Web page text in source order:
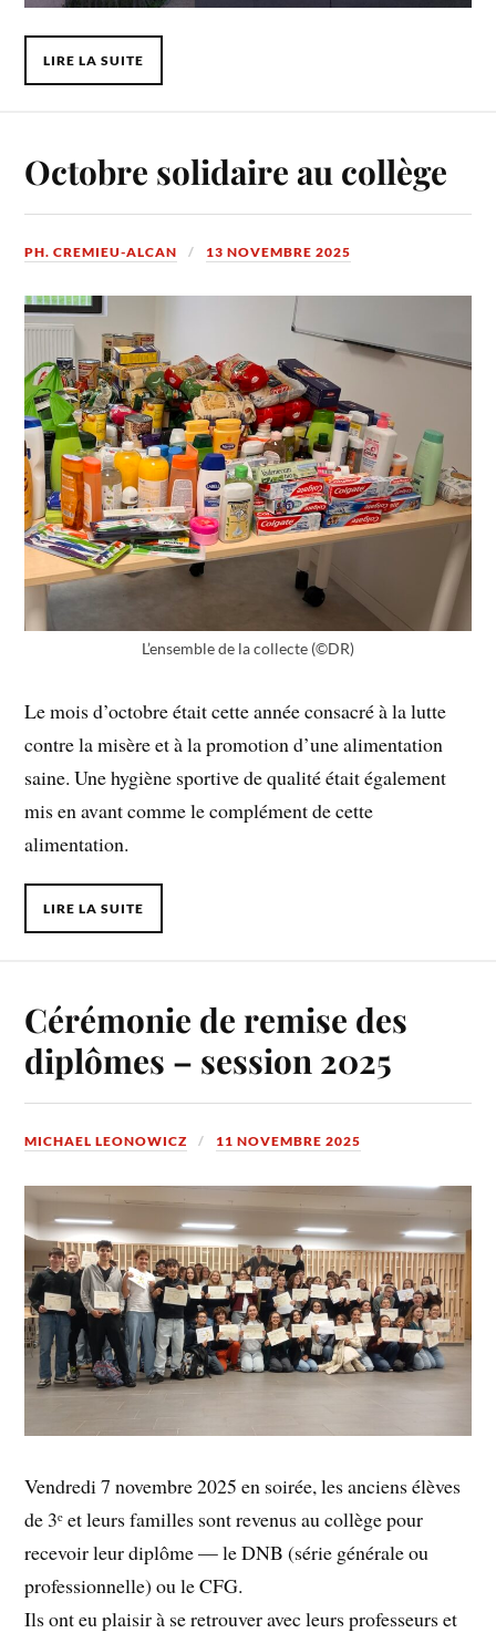
LIRE LA SUITE
Octobre solidaire au collège
PH. CREMIEU-ALCAN 13 NOVEMBRE 2025
L’ensemble de la collecte (©DR)
Le mois d’octobre était cette année consacré à la lutte
contre la misère et à la promotion d’une alimentation
saine. Une hygiène sportive de qualité était également
mis en avant comme le complément de cette
alimentation.
LIRE LA SUITE
Cérémonie de remise des
diplômes – session 2025
MICHAEL LEONOWICZ 11 NOVEMBRE 2025
Vendredi 7 novembre 2025 en soirée, les anciens élèves
de 3ᵉ et leurs familles sont revenus au collège pour
recevoir leur diplôme — le DNB (série générale ou
professionnelle) ou le CFG.
Ils ont eu plaisir à se retrouver avec leurs professeurs et